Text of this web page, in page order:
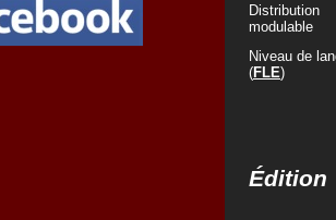
Distribution
modulable
Niveau de
(FLE)
Édition